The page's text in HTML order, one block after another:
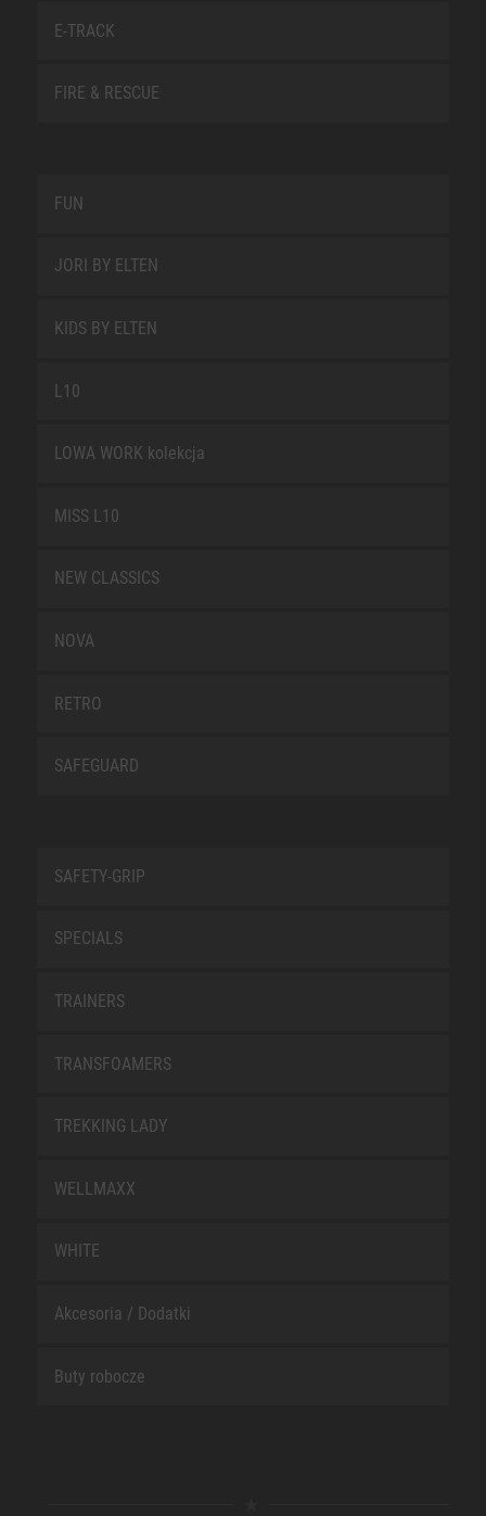
E-TRACK
FIRE & RESCUE
FUN
JORI BY ELTEN
KIDS BY ELTEN
L10
LOWA WORK kolekcja
MISS L10
NEW CLASSICS
NOVA
RETRO
SAFEGUARD
SAFETY-GRIP
SPECIALS
TRAINERS
TRANSFOAMERS
TREKKING LADY
WELLMAXX
WHITE
Akcesoria / Dodatki
Buty robocze